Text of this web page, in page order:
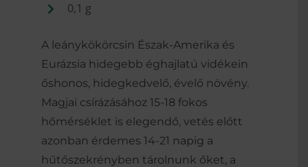
0,1 g
A leánykökörcsin Észak-Amerika és
Eurázsia hidegebb éghajlatú vidékein
őshonos, hidegkedvelő, évelő növény.
Magjai csírázásához 15-18 fokos
hőmérséklet is elegendő, vetés előtt
azonban érdemes 14-21 napig a
hűtőszekrényben tárolnunk őket, a